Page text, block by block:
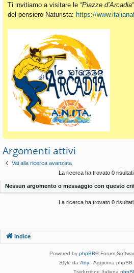
Ti invitiamo a visitare le “Piazze d’Arcadia”
del pensiero Naturista: https://
Argomenti attivi
Vai alla ricerca avanzata
La ricerca ha trovato 0 risultati
Nessun argomento o messaggio con questo
La ricerca ha trovato 0 risultati
Indice
Powered by phpBB® Forum
Style da Arty - Aggiorna
Traduzione Italiana